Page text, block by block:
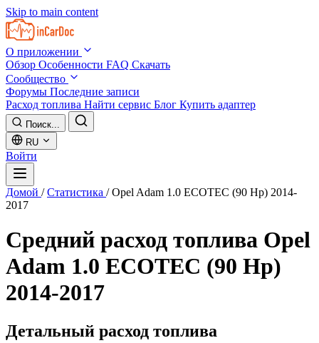
Skip to main content
О приложении
Обзор Особенности FAQ Скачать
Сообщество
Форумы Последние записи
Расход топлива Найти сервис Блог Купить адаптер
Поиск...
RU
Войти
Домой / Статистика / Opel Adam 1.0 ECOTEC (90 Hp) 2014-
2017
Средний расход топлива Opel
Adam 1.0 ECOTEC (90 Hp)
2014-2017
Детальный расход топлива